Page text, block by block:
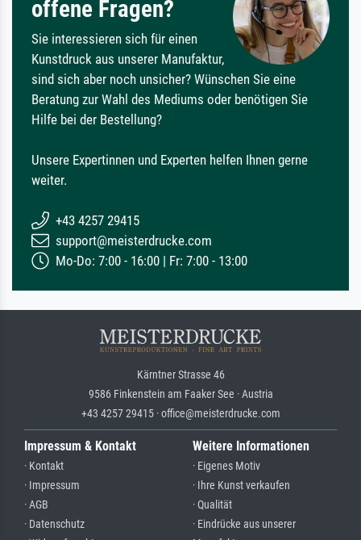
offene Fragen?
Sie interessieren sich für einen
Kunstdruck aus unserer Manufaktur,
sind sich aber noch unsicher? Wünschen Sie eine
Beratung zur Wahl des Mediums oder benötigen Sie
Hilfe bei der Bestellung?
Unsere Expertinnen und Experten helfen Ihnen gerne
weiter.
+43 4257 29415
support@meisterdrucke.com
Mo-Do: 7:00 - 16:00 | Fr: 7:00 - 13:00
Kärntner Strasse 46
9586 Finkenstein am Faaker See · Austria
+43 4257 29415 · office@meisterdrucke.com
Impressum & Kontakt
· Kontakt
· Impressum
· AGB
· Datenschutz
Weitere Informationen
· Eigenes Motiv
· Ihre Kunst verkaufen
· Qualität
· Eindrücke aus unserer